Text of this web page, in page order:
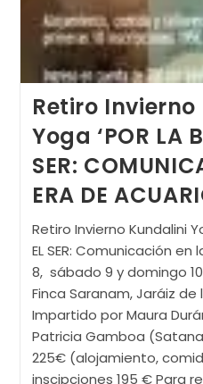
Retiro
Yoga ‘POR LA
SER:
ERA DE
Retiro Invierno Kundalini
EL SER: Comunicación en
8, sábado 9 y domingo
Finca Saranam, Jaráiz
Impartido por Maura
Patricia Gamboa
225€ (alojamiento,
inscipciones 195 € Para